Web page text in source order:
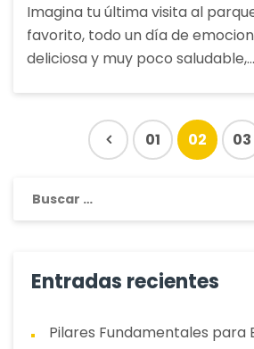
rusa
de
la
Imagina tu última visita al
favorito, todo un día de
deliciosa y muy poco saludable,…
01 02 03
Entradas recientes
Pilares Fundamentales para